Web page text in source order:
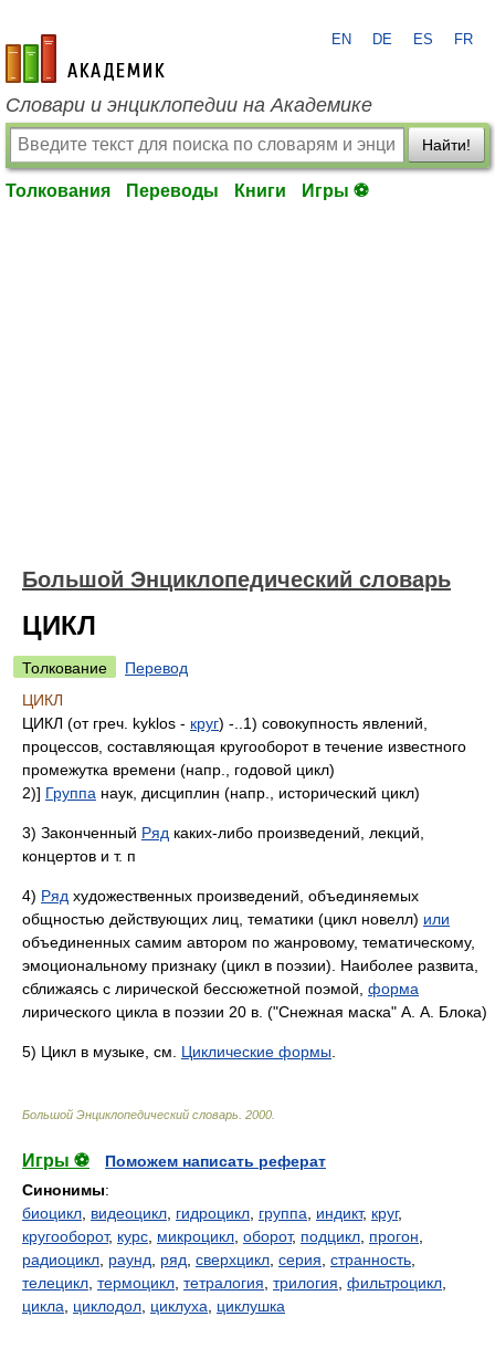
academic.ru
EN DE ES FR
Словари и энциклопедии на Академике
Найти!
Толкования Переводы Книги Игры ⚽
Большой Энциклопедический словарь
ЦИКЛ
Толкование
Перевод
ЦИКЛ
ЦИКЛ (от греч. kyklos - круг) -..1) совокупность явлений,
процессов, составляющая кругооборот в течение известного
промежутка времени (напр., годовой цикл)
2)] Группа наук, дисциплин (напр., исторический цикл)
3) Законченный Ряд каких-либо произведений, лекций,
концертов и т. п
4) Ряд художественных произведений, объединяемых
общностью действующих лиц, тематики (цикл новелл) или
объединенных самим автором по жанровому, тематическому,
эмоциональному признаку (цикл в поэзии). Наиболее развита,
сближаясь с лирической бессюжетной поэмой, форма
лирического цикла в поэзии 20 в. ("Снежная маска" А. А. Блока)
5) Цикл в музыке, см. Циклические формы
Большой Энциклопедический словарь 2000
Игры ⚽
Поможем написать реферат
Синонимы:
биоцикл видеоцикл гидроцикл группа индикт, круг,
кругооборот, курс микроцикл оборот, подцикл прогон
радиоцикл раунд ряд сверхцикл серия странность
телецикл термоцикл тетралогия трилогия фильтроцикл
цикла
циклодол циклуха циклушка